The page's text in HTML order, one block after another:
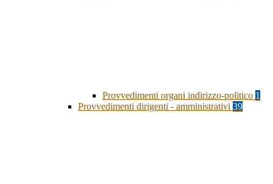
Provvedimenti organi indirizzo-politico 1
Provvedimenti dirigenti - amministrativi 39